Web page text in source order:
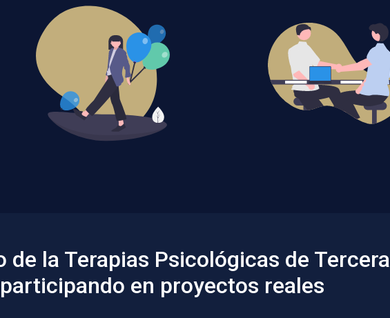
de la Terapias Psicológicas de Tercera
en proyectos reales